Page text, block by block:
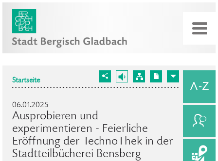
Startseite
06.01.2025
Ausprobieren und
experimentieren - Feierliche
Eröffnung der TechnoThek in der
Stadtteilbücherei Bensberg